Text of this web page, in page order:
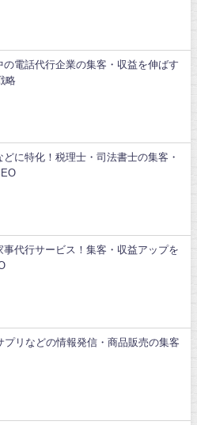
の電話代行企業の集客・収益を伸ばす
略
に特化！税理士・司法書士の集客・
事代行サービス！集客・収益アップを
プリなどの情報発信・商品販売の集客